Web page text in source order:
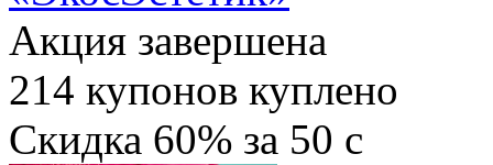
Акция завершена
214 купонов куплено
Скидка 60% за 50 c